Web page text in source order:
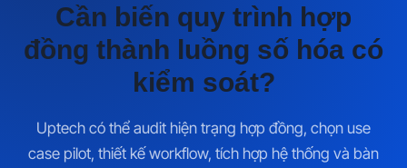
Cần biến quy trình hợp
đồng thành luồng số hóa có
kiểm soát?
Uptech có thể audit hiện trạng hợp đồng, chọn use
case pilot, thiết kế workflow, tích hợp hệ thống và bàn